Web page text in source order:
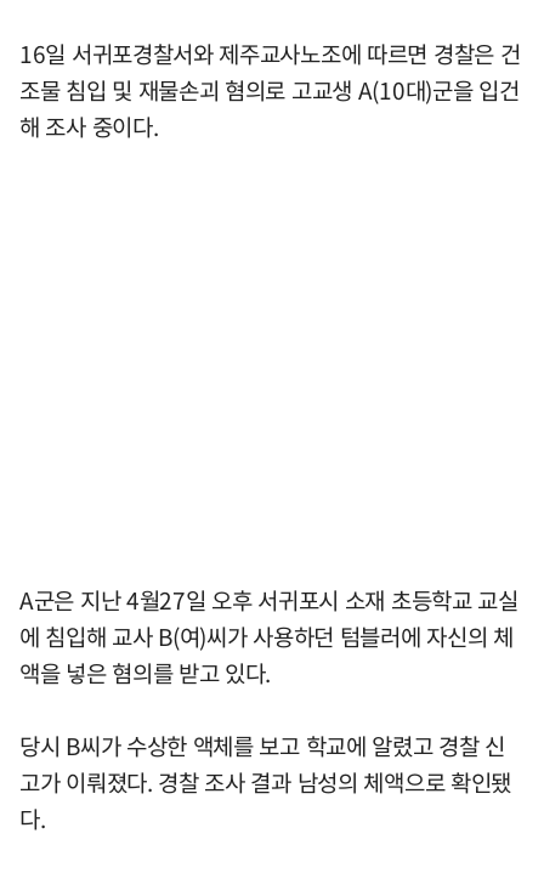
16일 서귀포경찰서와 제주교사노조에 따르면 경찰은 건
조물 침입 및 재물손괴 혐의로 고교생 A(10대)군을 입건
해 조사 중이다.
A군은 지난 4월27일 오후 서귀포시 소재 초등학교 교실
에 침입해 교사 B(여)씨가 사용하던 텀블러에 자신의 체
액을 넣은 혐의를 받고 있다.
당시 B씨가 수상한 액체를 보고 학교에 알렸고 경찰 신
고가 이뤄졌다. 경찰 조사 결과 남성의 체액으로 확인됐
다.